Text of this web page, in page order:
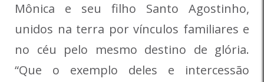
Mônica e seu filho Santo Agostinho,
unidos na terra por vínculos familiares e
no céu pelo mesmo destino de glória.
“Que o exemplo deles e intercessão